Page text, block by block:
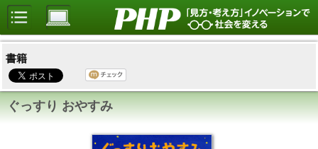
書籍
ぐっすり おやすみ